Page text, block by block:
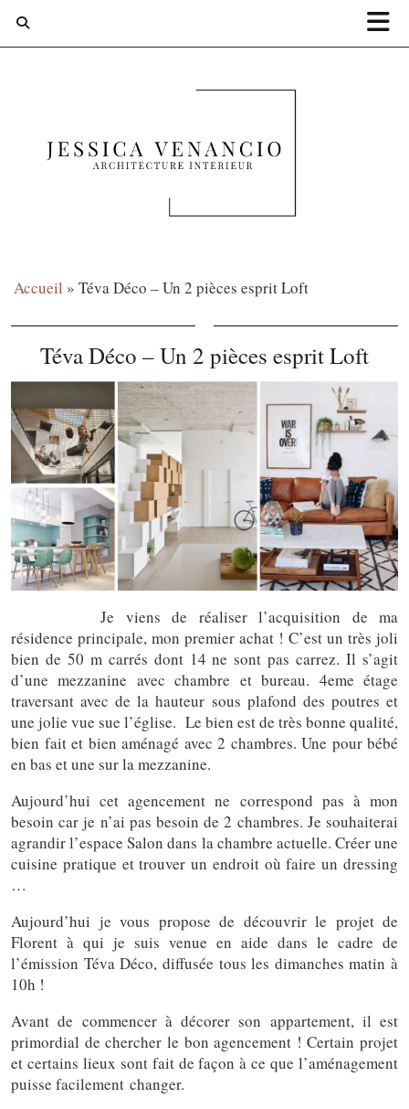
Accueil » Téva Déco – Un 2 pièces esprit Loft
Téva Déco – Un 2 pièces esprit Loft
Je viens de réaliser l’acquisition de ma
résidence principale, mon premier achat ! C’est un très joli
bien de 50 m carrés dont 14 ne sont pas carrez. Il s’agit
d’une mezzanine avec chambre et bureau. 4eme étage
traversant avec de la hauteur sous plafond des poutres et
une jolie vue sue l’église. Le bien est de très bonne qualité,
bien fait et bien aménagé avec 2 chambres. Une pour bébé
en bas et une sur la mezzanine.
Aujourd’hui cet agencement ne correspond pas à mon
besoin car je n’ai pas besoin de 2 chambres. Je souhaiterai
agrandir l’espace Salon dans la chambre actuelle. Créer une
cuisine pratique et trouver un endroit où faire un dressing
…
Aujourd’hui je vous propose de découvrir le projet de
Florent à qui je suis venue en aide dans le cadre de
l’émission Téva Déco, diffusée tous les dimanches matin à
10h !
Avant de commencer à décorer son appartement, il est
primordial de chercher le bon agencement ! Certain projet
et certains lieux sont fait de façon à ce que l’aménagement
puisse facilement changer.